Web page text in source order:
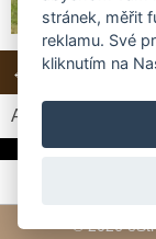
← Předchozí
Automatické
© 2026
stránek, měřit
reklamu. Své
kliknutím na